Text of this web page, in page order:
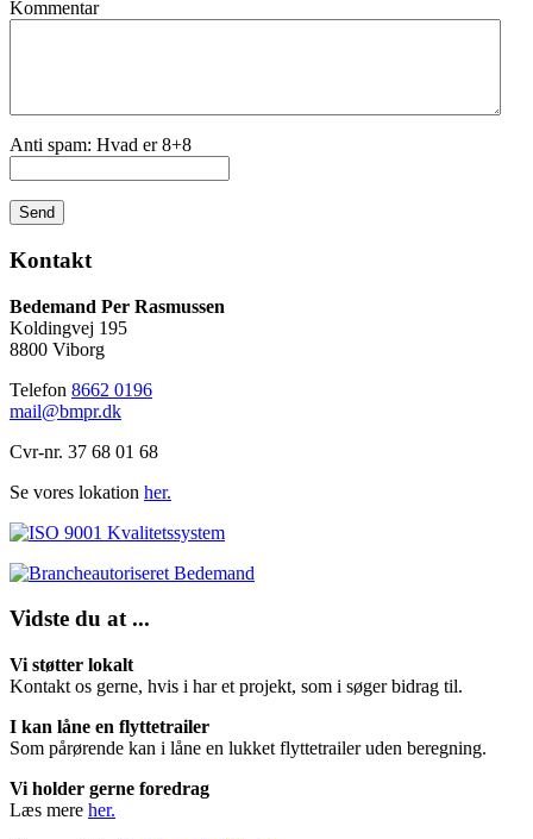
Kommentar
Anti spam: Hvad er 8+8
Send
Kontakt
Bedemand Per Rasmussen
Koldingvej 195
8800 Viborg
Telefon 8662 0196
mail@bmpr.dk
Cvr-nr. 37 68 01 68
Se vores lokation her.
Vidste du at ...
Vi støtter lokalt
Kontakt os gerne, hvis i har et projekt, som i søger bidrag til.
I kan låne en flyttetrailer
Som pårørende kan i låne en lukket flyttetrailer uden beregning.
Vi holder gerne foredrag
Læs mere her.